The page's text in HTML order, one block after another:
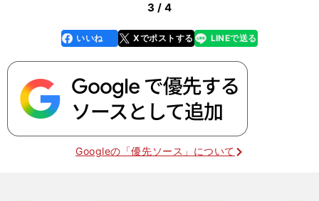
3 / 4
faceboo
k
いいね Xでポストする
line LINEで送る
Googleの「優先ソース」について